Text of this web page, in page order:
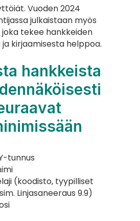
Vuoden 2024
julkaistaan myös
tekee hankkeiden
kirjaamisesta helppoa.
hankkeista
tunnus
(koodisto, tyypilliset
Linjasaneeraus 9.9)